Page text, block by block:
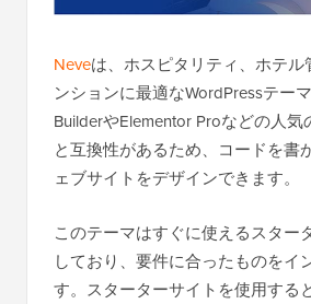
Neveは、ホスピタリティ、ホテ
ンションに最適なWordPressテー
BuilderやElementor Proなどの人
と互換性があるため、コードを書
ェブサイトをデザインできます。
このテーマはすぐに使えるスター
しており、要件に合ったものをイ
す。スターターサイトを使用する